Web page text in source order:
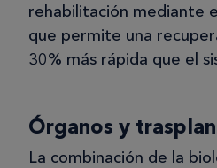
rehabilitación mediante
que permite una
30% más rápida que el
Órganos y
La combinación de la